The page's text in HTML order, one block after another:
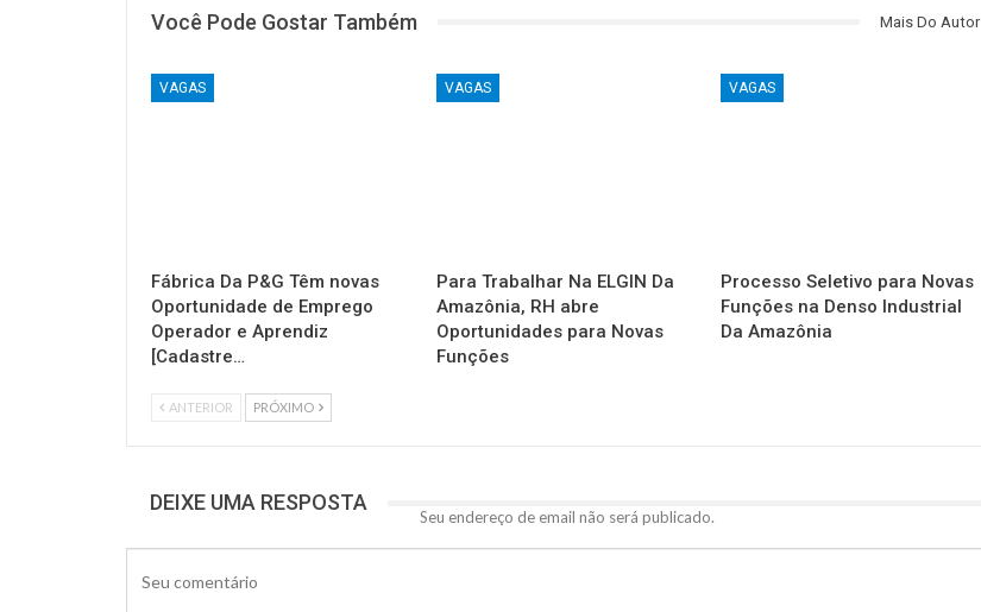
Você Pode Gostar Também Mais Do Autor
VAGAS
Fábrica Da P&G Têm novas
Oportunidade de Emprego
Operador e Aprendiz
[Cadastre…
VAGAS
Para Trabalhar Na ELGIN Da
Amazônia, RH abre
Oportunidades para Novas
Funções
VAGAS
Processo Seletivo para Novas
Funções na Denso Industrial
Da Amazônia
ANTERIOR PRÓXIMO
DEIXE UMA RESPOSTA
Seu endereço de email não será publicado.